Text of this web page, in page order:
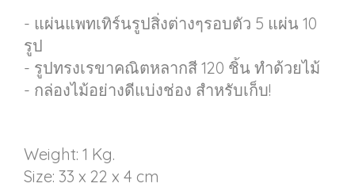
- แผ่นแพทเทิร์นรูปสิ่งต่างๆรอบตัว 5 แผ่น 10
รูป
- รูปทรงเรขาคณิตหลากสี 120 ชิ้น ทำด้วยไม้
- กล่องไม้อย่างดีแบ่งช่อง สำหรับเก็บ!
Weight: 1 Kg.
Size: 33 x 22 x 4 cm